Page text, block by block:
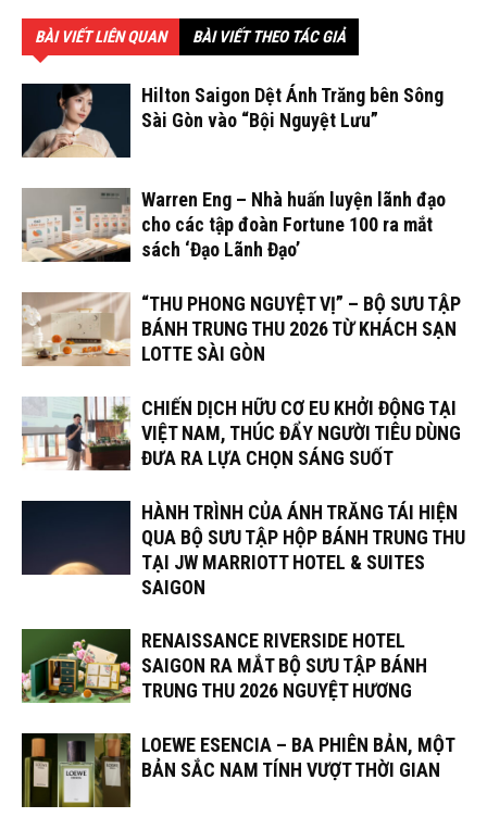
BÀI VIẾT LIÊN QUAN BÀI VIẾT THEO TÁC GIẢ
Hilton Saigon Dệt Ánh Trăng bên Sông
Sài Gòn vào “Bội Nguyệt Lưu”
Warren Eng – Nhà huấn luyện lãnh đạo
cho các tập đoàn Fortune 100 ra mắt
sách ‘Đạo Lãnh Đạo’
“THU PHONG NGUYỆT VỊ” – BỘ SƯU TẬP
BÁNH TRUNG THU 2026 TỪ KHÁCH SẠN
LOTTE SÀI GÒN
CHIẾN DỊCH HỮU CƠ EU KHỞI ĐỘNG TẠI
VIỆT NAM, THÚC ĐẨY NGƯỜI TIÊU DÙNG
ĐƯA RA LỰA CHỌN SÁNG SUỐT
HÀNH TRÌNH CỦA ÁNH TRĂNG TÁI HIỆN
QUA BỘ SƯU TẬP HỘP BÁNH TRUNG THU
TẠI JW MARRIOTT HOTEL & SUITES
SAIGON
RENAISSANCE RIVERSIDE HOTEL
SAIGON RA MẮT BỘ SƯU TẬP BÁNH
TRUNG THU 2026 NGUYỆT HƯƠNG
LOEWE ESENCIA – BA PHIÊN BẢN, MỘT
BẢN SẮC NAM TÍNH VƯỢT THỜI GIAN